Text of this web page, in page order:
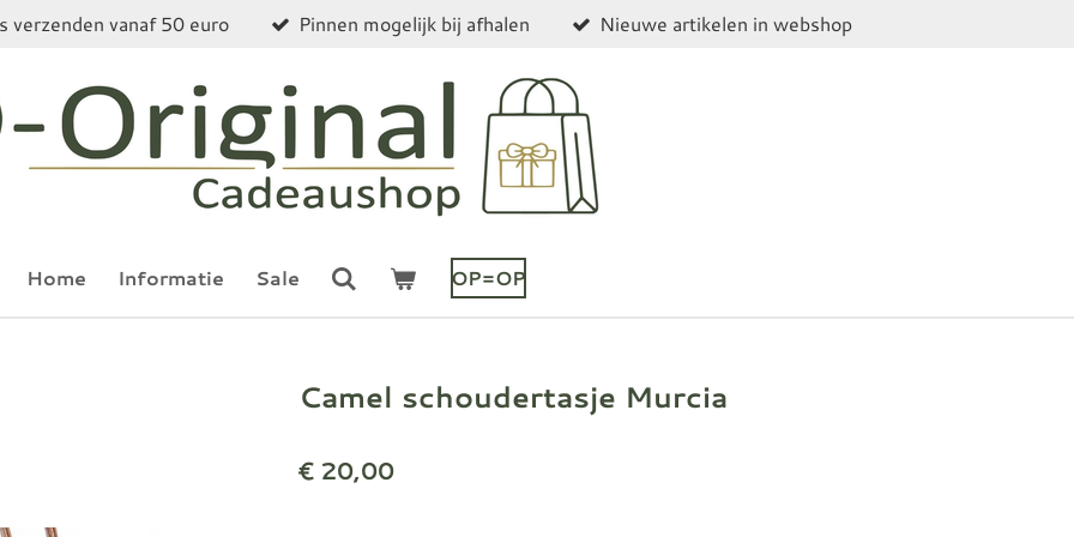
verzenden vanaf 50 euro Pinnen mogelijk bij afhalen Nieuwe artikelen in webshop
Home Informatie Sale OP=OP
Camel schoudertasje Murcia
€ 20,00